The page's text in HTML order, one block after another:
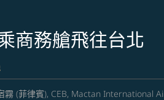
商務艙飛往台北